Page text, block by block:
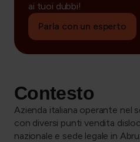
ai tuoi dubbi!
Parla con un esperto
Contesto
Azienda italiana operante nel
con diversi punti vendita
nazionale e sede legale in